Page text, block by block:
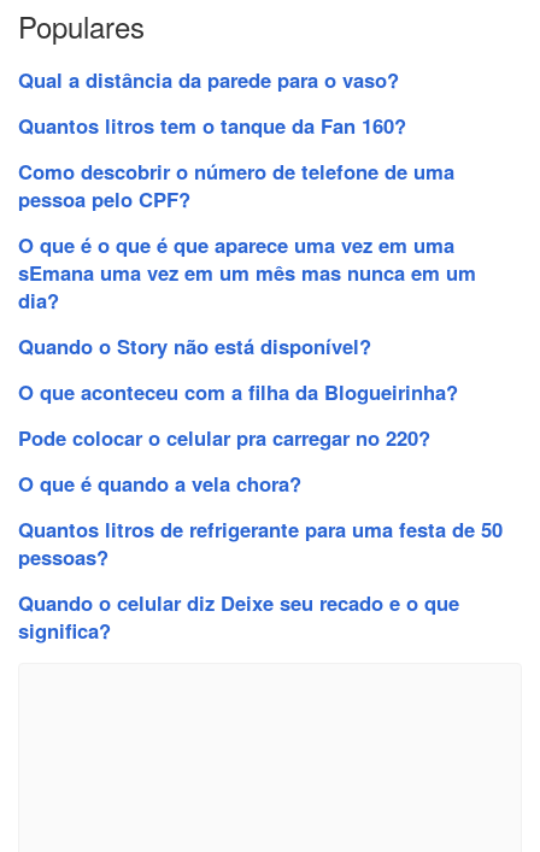
Populares
Qual a distância da parede para o vaso?
Quantos litros tem o tanque da Fan 160?
Como descobrir o número de telefone de uma
pessoa pelo CPF?
O que é o que é que aparece uma vez em uma
sEmana uma vez em um mês mas nunca em um
dia?
Quando o Story não está disponível?
O que aconteceu com a filha da Blogueirinha?
Pode colocar o celular pra carregar no 220?
O que é quando a vela chora?
Quantos litros de refrigerante para uma festa de 50
pessoas?
Quando o celular diz Deixe seu recado e o que
significa?